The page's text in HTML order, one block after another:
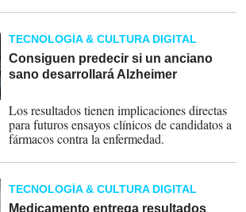
TECNOLOGÍA & CULTURA DIGITAL
Consiguen predecir si un anciano
sano desarrollará Alzheimer
Los resultados tienen implicaciones directas
para futuros ensayos clínicos de candidatos a
fármacos contra la enfermedad.
TECNOLOGÍA & CULTURA DIGITAL
Medicamento entrega resultados